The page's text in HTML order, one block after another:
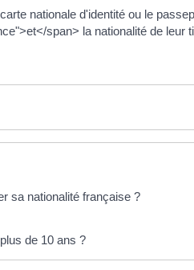
nationale d'identité ou le
span> la nationalité de leur
sa nationalité française ?
de 10 ans ?